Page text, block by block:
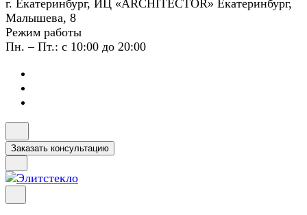
г. Екатеринбург, ИЦ «ARCHITECTOR» Екатеринбург,
Малышева, 8
Режим работы
Пн. – Пт.: с 10:00 до 20:00
Заказать консультацию